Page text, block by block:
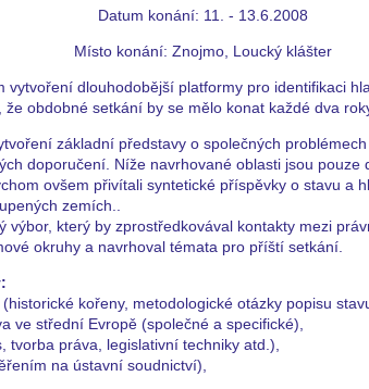
Datum konání: 11. - 13.6.2008
Místo konání: Znojmo, Loucký klášter
vytvoření dlouhodobější platformy pro identifikaci
obdobné setkání by se mělo konat každé dva
základní představy o společných
doporučení. Níže navrhované oblasti jsou
ovšem přivítali syntetické příspěvky o stavu a
zemích..
výbor, který by zprostředkovával kontakty mezi
okruhy a navrhoval témata pro příští setkání.
kořeny, metodologické otázky popisu
ve střední Evropě (společné a specifické),
tvorba práva, legislativní techniky atd.),
na ústavní soudnictví),